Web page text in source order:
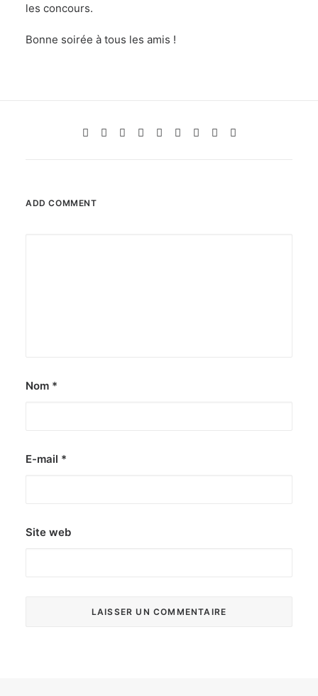
les concours.
Bonne soirée à tous les amis !
ADD COMMENT
Nom *
E-mail *
Site web